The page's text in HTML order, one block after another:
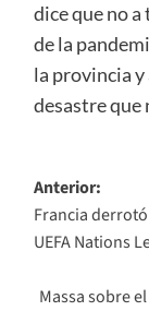
dice que no
de la
la provincia y
desastre que
de
Anterior:
Francia
UEFA Nations
Massa sobre